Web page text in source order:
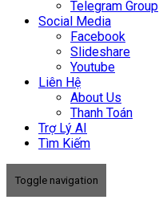
Telegram Group
Social Media
Facebook
Slideshare
Youtube
Liên Hệ
About Us
Thanh Toán
Trợ Lý AI
Tìm Kiếm
Toggle navigation